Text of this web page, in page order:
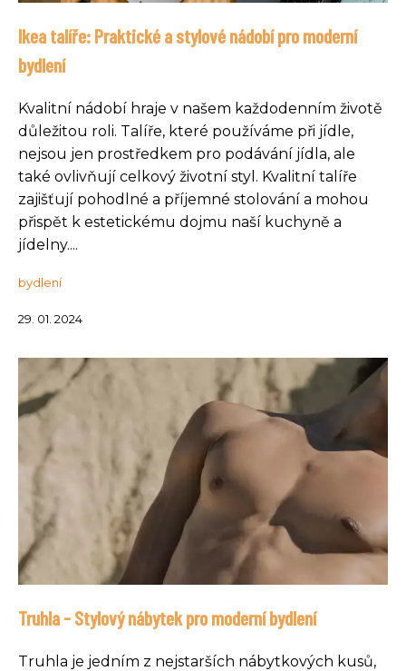
Ikea talíře: Praktické a stylové nádobí pro moderní
bydlení
Kvalitní nádobí hraje v našem každodenním životě
důležitou roli. Talíře, které používáme při jídle,
nejsou jen prostředkem pro podávání jídla, ale
také ovlivňují celkový životní styl. Kvalitní talíře
zajišťují pohodlné a příjemné stolování a mohou
přispět k estetickému dojmu naší kuchyně a
jídelny....
bydlení
29. 01. 2024
Truhla - Stylový nábytek pro moderní bydlení
Truhla je jedním z nejstarších nábytkových kusů,